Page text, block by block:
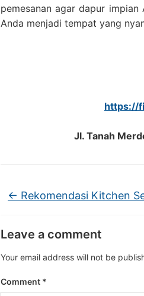
pemesanan agar dapur
Anda menjadi tempat yang
https://
Jl. Tanah
← Rekomendasi Kitchen
Leave a comment
Your email address will not be
Comment *